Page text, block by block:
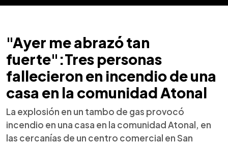
"Ayer me abrazó tan
fuerte":Tres personas
fallecieron en incendio de una
casa en la comunidad Atonal
La explosión en un tambo de gas provocó
incendio en una casa en la comunidad Atonal, en
las cercanías de un centro comercial en San